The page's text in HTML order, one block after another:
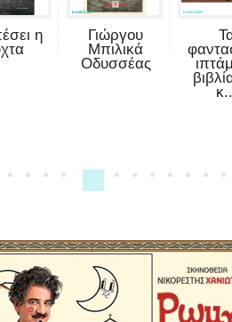
η
Γιώργου
Μπιλικά
Οδυσσέας